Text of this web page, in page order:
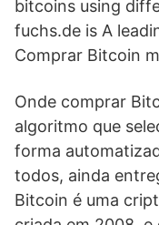
bitcoins using
fuchs.de is A
Comprar Bitcoin
Onde comprar
algoritmo que
forma
todos, ainda
Bitcoin é uma